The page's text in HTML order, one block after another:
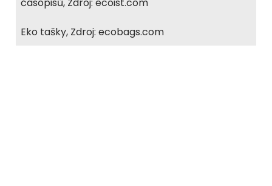
Eko tašky, Zdroj: ecobags.com